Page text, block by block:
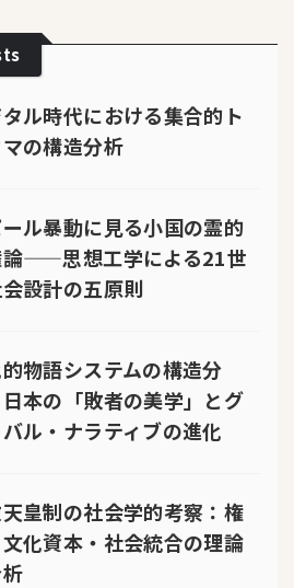
ル時代における集合的ト
の構造分析
ル暴動に見る小国の霊的
論——思想工学による21世
設計の五原則
物語システムの構造分
本の「敗者の美学」とグ
ル・ナラティブの進化
皇制の社会学的考察：権
化資本・社会統合の理論